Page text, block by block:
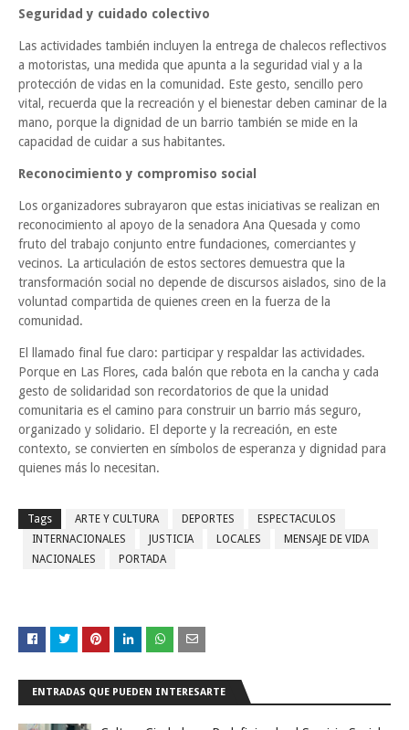
Seguridad y cuidado colectivo
Las actividades también incluyen la entrega de chalecos reflectivos
a motoristas, una medida que apunta a la seguridad vial y a la
protección de vidas en la comunidad. Este gesto, sencillo pero
vital, recuerda que la recreación y el bienestar deben caminar de la
mano, porque la dignidad de un barrio también se mide en la
capacidad de cuidar a sus habitantes.
Reconocimiento y compromiso social
Los organizadores subrayaron que estas iniciativas se realizan en
reconocimiento al apoyo de la senadora Ana Quesada y como
fruto del trabajo conjunto entre fundaciones, comerciantes y
vecinos. La articulación de estos sectores demuestra que la
transformación social no depende de discursos aislados, sino de la
voluntad compartida de quienes creen en la fuerza de la
comunidad.
El llamado final fue claro: participar y respaldar las actividades.
Porque en Las Flores, cada balón que rebota en la cancha y cada
gesto de solidaridad son recordatorios de que la unidad
comunitaria es el camino para construir un barrio más seguro,
organizado y solidario. El deporte y la recreación, en este
contexto, se convierten en símbolos de esperanza y dignidad para
quienes más lo necesitan.
Tags ARTE Y CULTURA DEPORTES
ESPECTACULOS
INTERNACIONALES
JUSTICIA LOCALES
MENSAJE DE VIDA
NACIONALES
PORTADA
ENTRADAS QUE PUEDEN INTERESARTE